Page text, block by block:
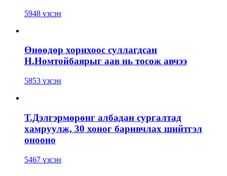
5948 үзсэн
Өнөөдөр хорихоос суллагдсан
Н.Номтойбаярыг аав нь тосож авчээ
5853 үзсэн
Т.Дэлгэрмөрөнг албадан сургалтад
хамруулж, 30 хоног баривчлах шийтгэл
онооно
5467 үзсэн